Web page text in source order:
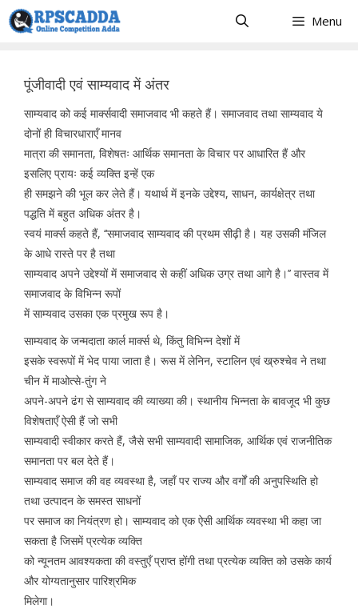
Skip
to
Menu
पूंजीवादी एवं साम्यवाद में अंतर
साम्यवाद को कई मार्क्सवादी समाजवाद भी कहते हैं। समाजवाद तथा साम्यवाद ये
दोनों ही विचारधाराएँ मानव
मात्रा की समानता, विशेषतः आर्थिक समानता के विचार पर आधारित हैं और
इसलिए प्रायः कई व्यक्ति इन्हें एक
ही समझने की भूल कर लेते हैं। यथार्थ में इनके उद्देश्य, साधन, कार्यक्षेत्र तथा
पद्धति में बहुत अधिक अंतर है।
स्वयं मार्क्स कहते हैं, ‘‘समाजवाद साम्यवाद की प्रथम सीढ़ी है। यह उसकी मंजिल
के आधे रास्ते पर है तथा
साम्यवाद अपने उद्देश्यों में समाजवाद से कहीं अधिक उग्र तथा आगे है।’’ वास्तव में
समाजवाद के विभिन्न रूपों
में साम्यवाद उसका एक प्रमुख रूप है।
साम्यवाद के जन्मदाता कार्ल मार्क्स थे, किंतु विभिन्न देशों में
इसके स्वरूपों में भेद पाया जाता है। रूस में लेनिन, स्टालिन एवं ख्रुश्चेव ने तथा
चीन में माओत्से-तुंग ने
अपने-अपने ढंग से साम्यवाद की व्याख्या की। स्थानीय भिन्नता के बावजूद भी कुछ
विशेषताएँ ऐसी हैं जो सभी
साम्यवादी स्वीकार करते हैं, जैसे सभी साम्यवादी सामाजिक, आर्थिक एवं राजनीतिक
समानता पर बल देते हैं।
साम्यवाद समाज की वह व्यवस्था है, जहाँ पर राज्य और वर्गों की अनुपस्थिति हो
तथा उत्पादन के समस्त साधनों
पर समाज का नियंत्रण हो। साम्यवाद को एक ऐसी आर्थिक व्यवस्था भी कहा जा
सकता है जिसमें प्रत्येक व्यक्ति
को न्यूनतम आवश्यकता की वस्तुएँ प्राप्त होंगी तथा प्रत्येक व्यक्ति को उसके कार्य
और योग्यतानुसार पारिश्रमिक
मिलेगा।